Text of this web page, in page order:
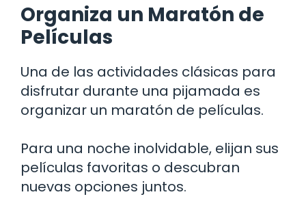
Organiza un Maratón de
Películas
Una de las actividades clásicas para
disfrutar durante una pijamada es
organizar un maratón de películas.
Para una noche inolvidable, elijan sus
películas favoritas o descubran
nuevas opciones juntos.